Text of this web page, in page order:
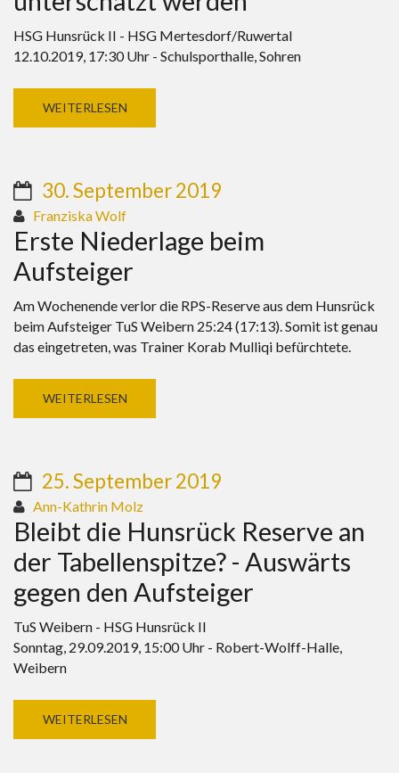
HSG Hunsrück II - HSG Mertesdorf/Ruwertal
12.10.2019, 17:30 Uhr - Schulsporthalle, Sohren
WEITERLESEN
30. September 2019
Franziska Wolf
Erste Niederlage beim
Aufsteiger
Am Wochenende verlor die RPS-Reserve aus dem Hunsrück
beim Aufsteiger TuS Weibern 25:24 (17:13). Somit ist genau
das eingetreten, was Trainer Korab Mulliqi befürchtete.
WEITERLESEN
25. September 2019
Ann-Kathrin Molz
Bleibt die Hunsrück Reserve an
der Tabellenspitze? - Auswärts
gegen den Aufsteiger
TuS Weibern - HSG Hunsrück II
Sonntag, 29.09.2019, 15:00 Uhr - Robert-Wolff-Halle,
Weibern
WEITERLESEN